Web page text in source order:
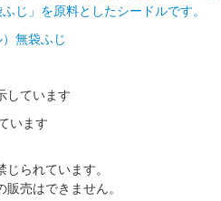
じ」を原料としたシードルです。
無袋ふじ
しています
います
られています。
売はできません。